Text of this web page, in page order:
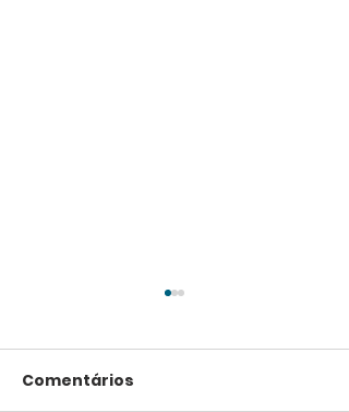
Comentários